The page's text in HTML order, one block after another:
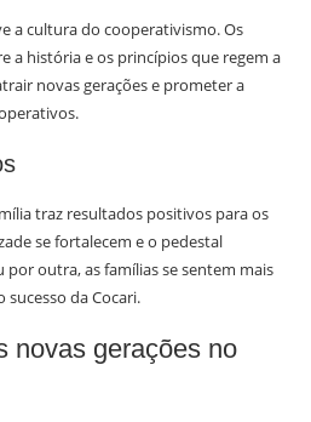
a cultura do cooperativismo. Os
a história e os princípios que regem a
novas gerações e prometer a
traz resultados positivos para os
se fortalecem e o pedestal
outra, as famílias se sentem mais
da Cocari.
novas gerações no